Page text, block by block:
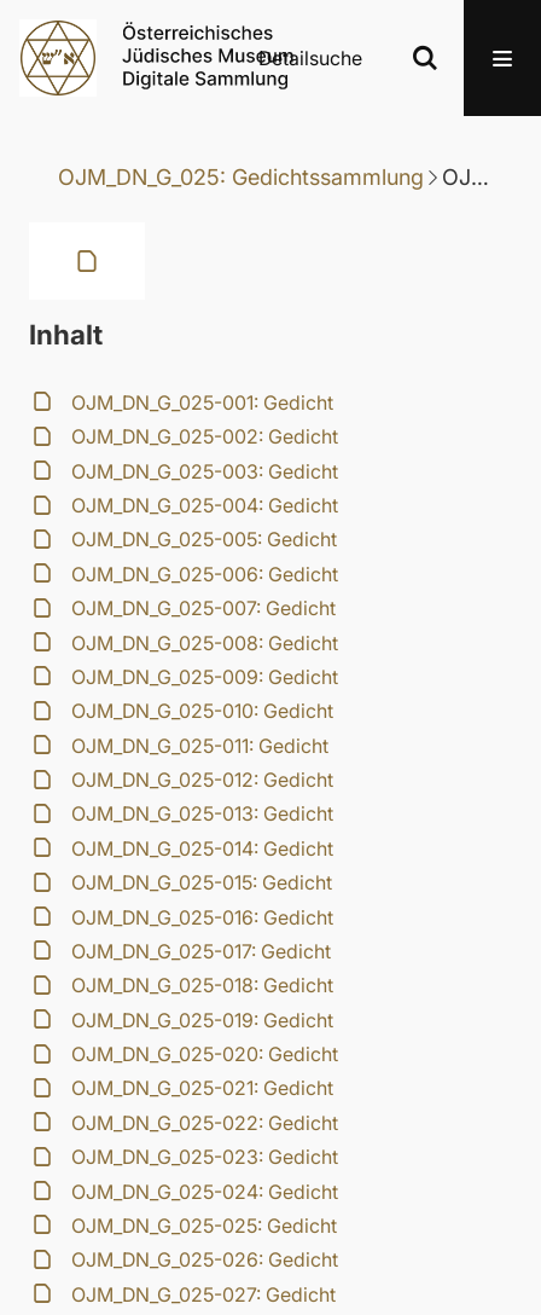
Detailsuche
OJM_DN_G_025: Gedichtssammlung OJM_DN_G_025-004: Gedicht
Inhalt
OJM_DN_G_025-001: Gedicht
OJM_DN_G_025-002: Gedicht
OJM_DN_G_025-003: Gedicht
OJM_DN_G_025-004: Gedicht
OJM_DN_G_025-005: Gedicht
OJM_DN_G_025-006: Gedicht
OJM_DN_G_025-007: Gedicht
OJM_DN_G_025-008: Gedicht
OJM_DN_G_025-009: Gedicht
OJM_DN_G_025-010: Gedicht
OJM_DN_G_025-011: Gedicht
OJM_DN_G_025-012: Gedicht
OJM_DN_G_025-013: Gedicht
OJM_DN_G_025-014: Gedicht
OJM_DN_G_025-015: Gedicht
OJM_DN_G_025-016: Gedicht
OJM_DN_G_025-017: Gedicht
OJM_DN_G_025-018: Gedicht
OJM_DN_G_025-019: Gedicht
OJM_DN_G_025-020: Gedicht
OJM_DN_G_025-021: Gedicht
OJM_DN_G_025-022: Gedicht
OJM_DN_G_025-023: Gedicht
OJM_DN_G_025-024: Gedicht
OJM_DN_G_025-025: Gedicht
OJM_DN_G_025-026: Gedicht
OJM_DN_G_025-027: Gedicht